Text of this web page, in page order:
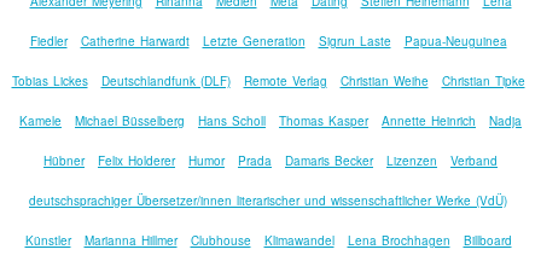
Fiedler Catherine Harwardt Letzte Generation Sigrun Laste Papua-Neuguinea
Tobias Lickes Deutschlandfunk (DLF) Remote Verlag Christian Weihe Christian Tipke
Kamele Michael Büsselberg Hans Scholl Thomas Kasper Annette Heinrich Nadja
Hübner Felix Holderer Humor Prada Damaris Becker Lizenzen Verband
deutschsprachiger Übersetzer/innen literarischer und wissenschaftlicher Werke (VdÜ)
Künstler Marianna Hillmer Clubhouse Klimawandel Lena Brochhagen Billboard